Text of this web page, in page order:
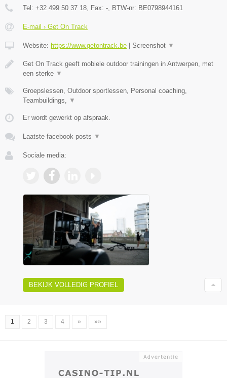
Tel: +32 499 50 37 18, Fax: -, BTW-nr: BE0798944161
E-mail › Get On Track
Website: https://www.getontrack.be Screenshot ▼
Get On Track geeft mobiele outdoor trainingen in Antwerpen, met
een sterke ▼
Groepslessen, Outdoor sportlessen, Personal coaching,
Teambuildings, ▼
Er wordt gewerkt op afspraak.
Laatste facebook posts ▼
Sociale media:
BEKIJK VOLLEDIG PROFIEL
1 2 3 4 » »»